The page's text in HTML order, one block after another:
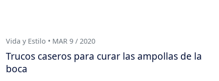
Vida y Estilo • MAR 9 / 2020
Trucos caseros para curar las ampollas de la
boca